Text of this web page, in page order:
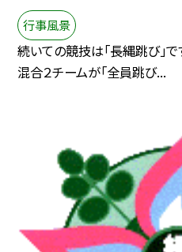
行事風景
続いての競技は「長縄跳び」で
混合２チームが「全員跳び...